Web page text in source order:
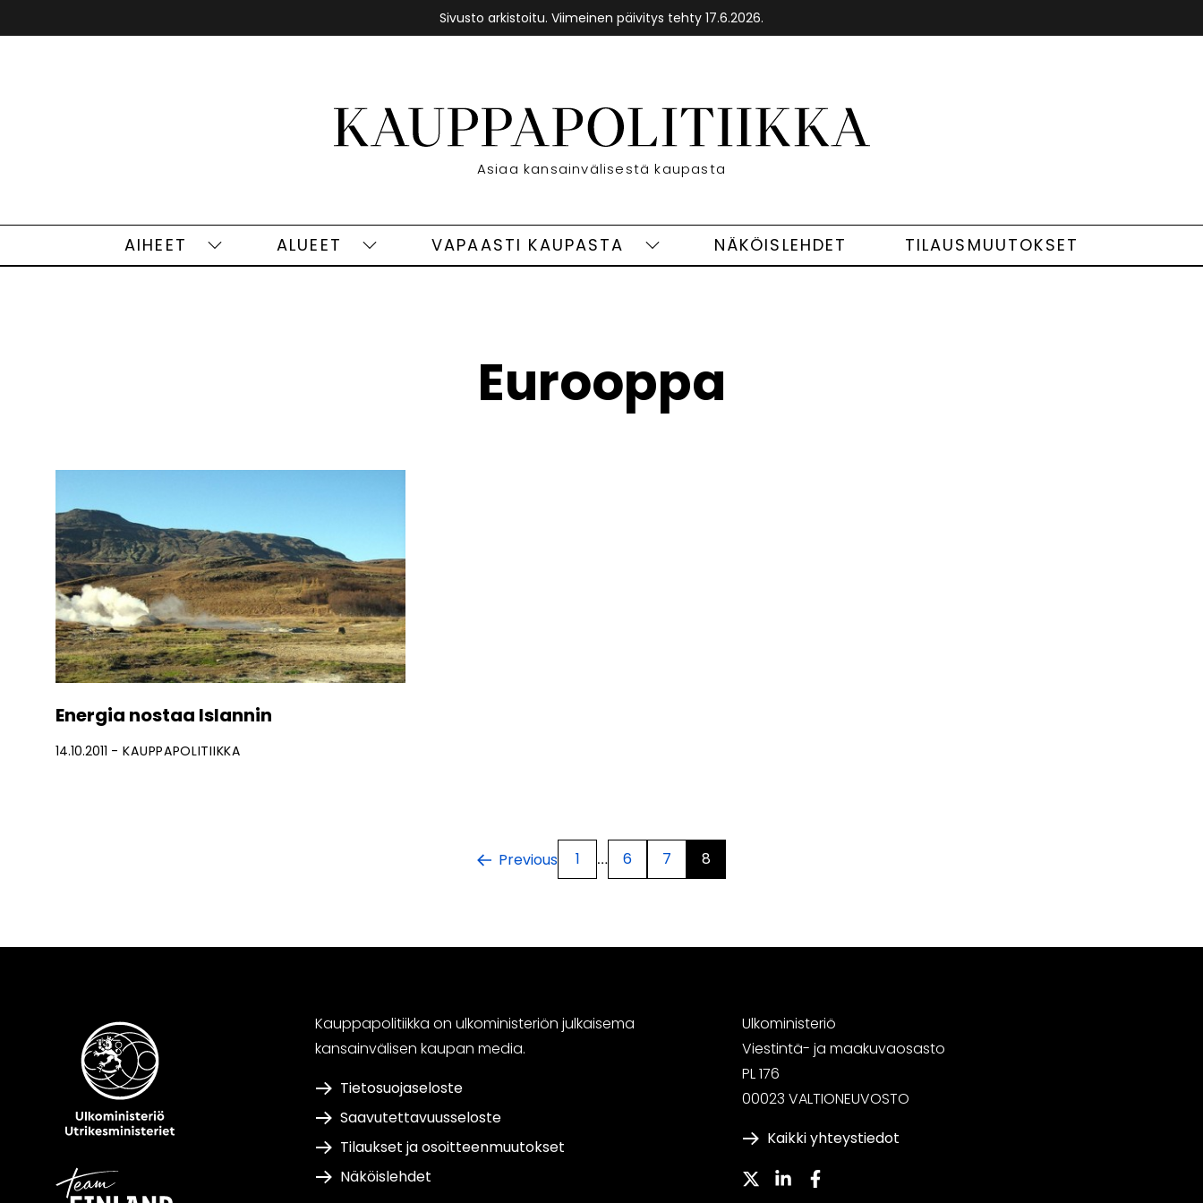
Sivusto arkistoitu. Viimeinen päivitys tehty 17.6.2026.
Etusivu
Asiaa kansainvälisestä kaupasta
AIHEET
Aiheet
ALUEET
Alueet
VAPAASTI KAUPASTA
VapaastiNÄKÖISLEHDET TILAUSMUUTOKSET
Eurooppa
Energia nostaa Islannin
14.10.2011 KAUPPAPOLITIIKKA
Previous 1 … 6 7 8
Kauppapolitiikka on ulkoministeriön julkaisema
kansainvälisen kaupan media.
Tietosuojaseloste
Saavutettavuusseloste
Tilaukset ja osoitteenmuutokset
Näköislehdet
Ulkoministeriö
Viestintä- ja maakuvaosasto
PL 176
00023 VALTIONEUVOSTO
Kaikki yhteystiedot